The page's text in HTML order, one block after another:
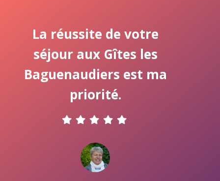
La réussite de votre
séjour aux Gîtes les
Baguenaudiers est ma
priorité.